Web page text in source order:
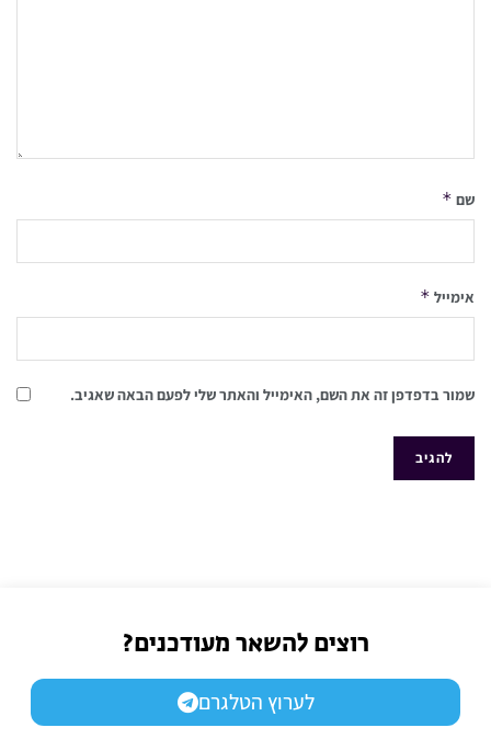
שם *
אימייל *
שמור בדפדפן זה את השם, האימייל והאתר שלי לפעם הבאה שאגיב.
רוצים להשאר מעודכנים?
לערוץ הטלגרם